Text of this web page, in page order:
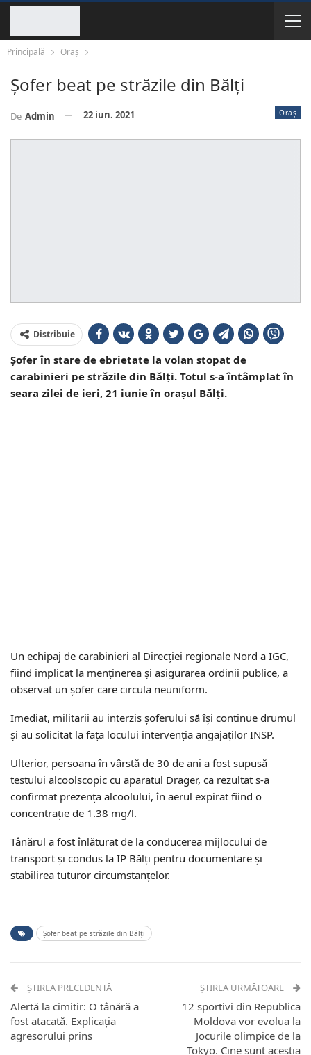
Principală Oraș
Șofer beat pe străzile din Bălți
Oraș
De Admin 22 iun. 2021
Distribuie
Șofer în stare de ebrietate la volan stopat de
carabinieri pe străzile din Bălți. Totul s-a întâmplat în
seara zilei de ieri, 21 iunie în orașul Bălți.
Un echipaj de carabinieri al Direcției regionale Nord a IGC,
fiind implicat la menținerea și asigurarea ordinii publice, a
observat un șofer care circula neuniform.
Imediat, militarii au interzis șoferului să își continue drumul
și au solicitat la fața locului intervenția angajaților INSP.
Ulterior, persoana în vârstă de 30 de ani a fost supusă
testului alcoolscopic cu aparatul Drager, ca rezultat s-a
confirmat prezența alcoolului, în aerul expirat fiind o
concentrație de 1.38 mg/l.
Tânărul a fost înlăturat de la conducerea mijlocului de
transport și condus la IP Bălți pentru documentare și
stabilirea tuturor circumstanțelor.
Șofer beat pe străzile din Bălți
ȘTIREA PRECEDENTĂ
Alertă la cimitir: O tânără a
fost atacată. Explicația
agresorului prins
ȘTIREA URMĂTOARE
12 sportivi din Republica
Moldova vor evolua la
Jocurile olimpice de la
Tokyo. Cine sunt aceștia